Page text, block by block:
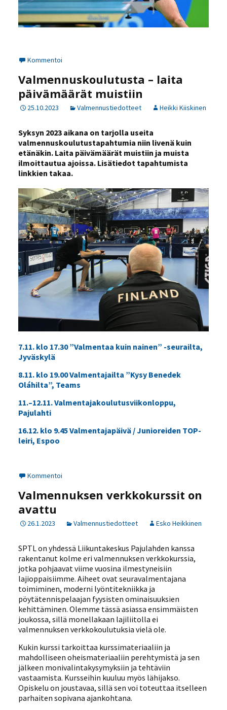
Kommentoi
Valmennuskoulutusta – laita
päivämäärät muistiin
25.10.2023 Valmennustiedotteet Heikki Kiiskinen
Syksyn 2023 aikana on tarjolla useita
valmennuskoulutustapahtumia niin livenä kuin
etänäkin. Laita päivämäärät muistiin ja muista
ilmoittautua ajoissa. Lisätiedot tapahtumista
linkkien takaa.
7.11. klo 17.30 ”Valmentaa kuin nainen” -seurailta,
Jyväskylä
8.11. klo 19.00 Valmentajailta ”Kysy Benedek
Oláhilta”, Teams
11.–12.11. Valmentajakoulutusviikonloppu,
Pajulahti
16.12. klo 9.45 Valmentajapäivä / Junioreiden TOP-
leiri, Espoo
Kommentoi
Valmennuksen verkkokurssit on
avattu
26.1.2023 Valmennustiedotteet Esko Heikkinen
SPTL on yhdessä Liikuntakeskus Pajulahden kanssa
rakentanut kolme eri valmennuksen verkkokurssia,
jotka pohjaavat viime vuosina ilmestyneisiin
lajioppaisiimme. Aiheet ovat seuravalmentajana
toimiminen, moderni lyöntitekniikka ja
pöytätennispelaajan fyysisten ominaisuuksien
kehittäminen. Olemme tässä asiassa ensimmäisten
joukossa, sillä monellakaan lajiliitolla ei
valmennuksen verkkokoulutuksia vielä ole.
Kukin kurssi tarkoittaa kurssimateriaaliin ja
mahdolliseen oheismateriaaliin perehtymistä ja sen
jälkeen monivalintakysymyksiin ja tehtäviin
vastaamista. Kursseihin kuuluu myös lähijakso.
Opiskelu on joustavaa, sillä sen voi toteuttaa itselleen
parhaiten sopivana ajankohtana.